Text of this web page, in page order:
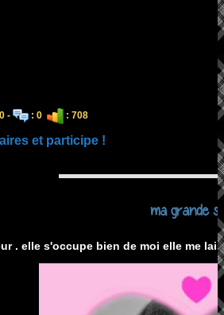
- : 0 : 708
et participe !
ma grande
. elle s'occupe bien de moi elle me